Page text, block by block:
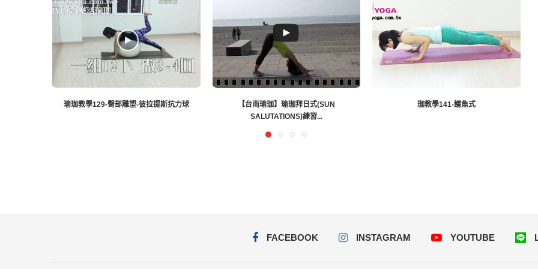
【台南瑜珈】瑜珈拜日式(SUN
珈教學141-鱷魚式
台中EASYOGA 基礎瑜珈 BACK TO BASICS
FACEBOOK INSTAGRAM YOUTUBE